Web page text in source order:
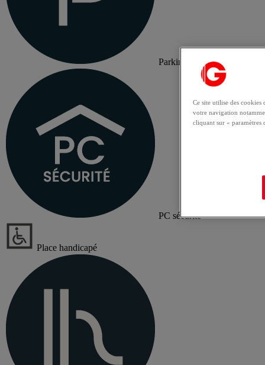
Parking
PC sécurité
Place handicapé
Ce site utilise des
votre navigation
cliquant sur « paramètres